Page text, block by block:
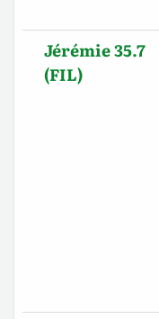
Jérémie 35.7
(FIL)